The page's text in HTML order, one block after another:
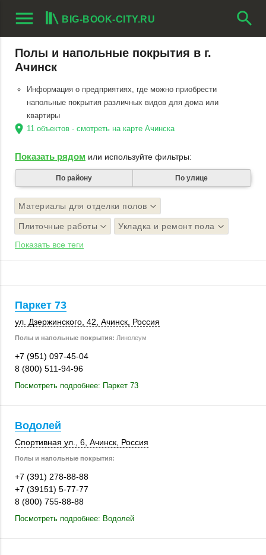
menu BIG-BOOK-CITY.RU search
Полы и напольные покрытия в г.
Ачинск
Информация о предприятиях, где можно приобрести
напольные покрытия различных видов для дома или
квартиры
location_on 11 объектов - смотреть на карте Ачинска
Показать рядом или используйте фильтры:
По району По улице
Материалы для отделки полов
Плиточные работы
Укладка и ремонт пола
Показать все теги
Паркет 73
ул. Дзержинского, 42, Ачинск Россия
Полы и напольные покрытия: Линолеум
+7 (951) 097-45-04
8 (800) 511-94-96
Посмотреть подробнее: Паркет 73
Водолей
Спортивная ул., 6 Ачинск Россия
Полы и напольные покрытия:
+7 (391) 278-88-88
+7 (39151) 5-77-77
8 (800) 755-88-88
Посмотреть подробнее: Водолей